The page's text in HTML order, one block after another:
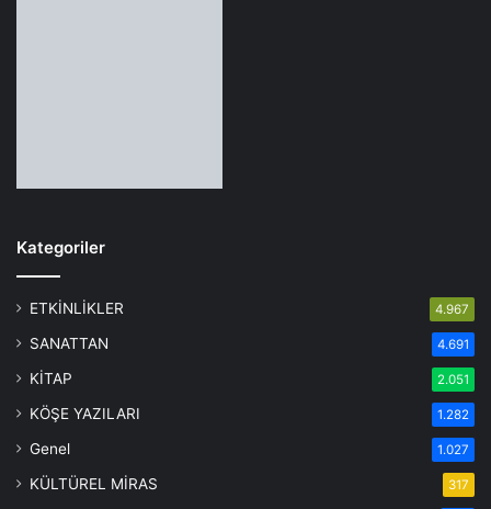
Kategoriler
ETKİNLİKLER 4.967
SANATTAN 4.691
KİTAP 2.051
KÖŞE YAZILARI 1.282
Genel 1.027
KÜLTÜREL MİRAS 317